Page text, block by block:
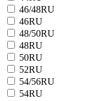
46/48RU
46RU
48/50RU
48RU
50RU
52RU
54/56RU
54RU